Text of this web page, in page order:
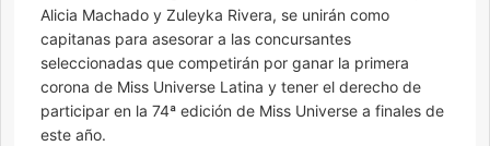
Alicia Machado y Zuleyka Rivera, se unirán como
capitanas para asesorar a las concursantes
seleccionadas que competirán por ganar la primera
corona de Miss Universe Latina y tener el derecho de
participar en la 74ª edición de Miss Universe a finales de
este año.